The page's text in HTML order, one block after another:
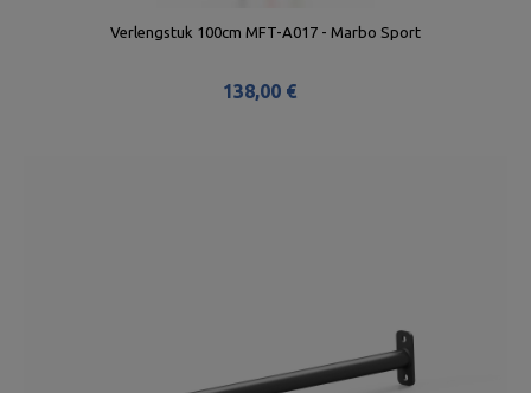
Verlengstuk 100cm MFT-A017 - Marbo Sport
138,00 €